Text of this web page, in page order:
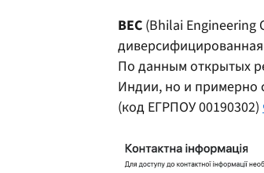
BEC (Bhilai Engineering
По данным открытых
Индии, но и примерно
(код ЕГРПОУ 00190302)